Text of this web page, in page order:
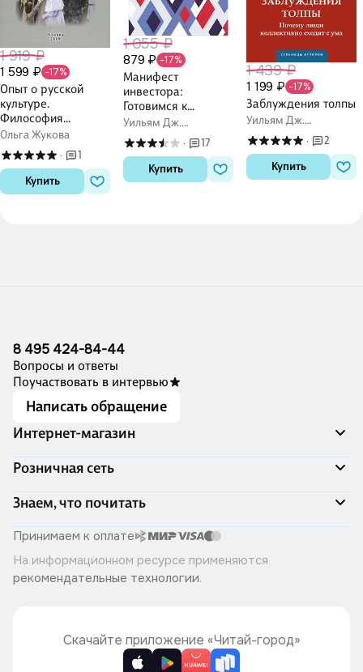
1 919 ₽
1 599 ₽ -17%
Опыт о русской
культуре.
Философия
истории,
литературы и
искусства
Ольга Жукова
·
1
Купить
1 055 ₽
879 ₽ -17%
Манифест
инвестора:
Готовимся к
потрясениям,
процветанию и
всему остальному
Уильям Дж.
Бернстайн
·
17
Купить
1 439 ₽
1 199 ₽ -17%
Заблуждения толпы
Уильям Дж.
Бернстайн
·
2
Купить
8 495 424-84-44
Вопросы и ответы
Поучаствовать в интервью
Написать обращение
Интернет-магазин
Акции
Доставка и оплата
Программа лояльности
Подарочные сертификаты
Правила продажи
Политика конфиденциальности
Розничная сеть
Адреса магазинов
Книжный Дозор
О компании
Читай-город для бизнеса
Хотите у нас работать?
Знаем, что почитать
Скоро в продаже
Лучшие из лучших
Читай-журнал
Принимаем к оплате
На информационном ресурсе применяются
рекомендательные технологии.
Скачайте приложение «Читай-город»